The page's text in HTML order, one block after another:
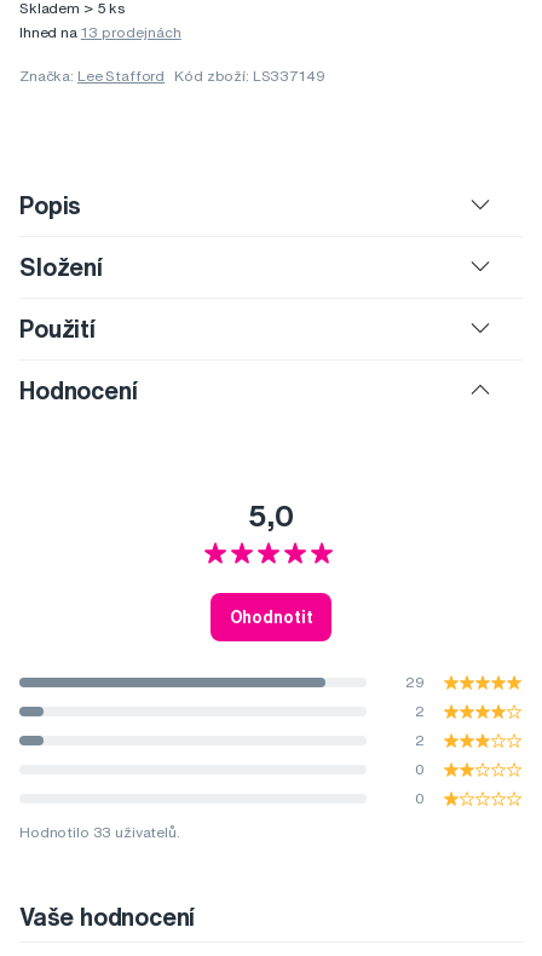
Skladem > 5 ks
Ihned na 13 prodejnách
Značka: Lee Stafford Kód zboží: LS337149
Popis
Složení
Použití
Hodnocení
5,0
Ohodnotit
29
2
2
0
0
Hodnotilo 33 uživatelů.
Vaše hodnocení